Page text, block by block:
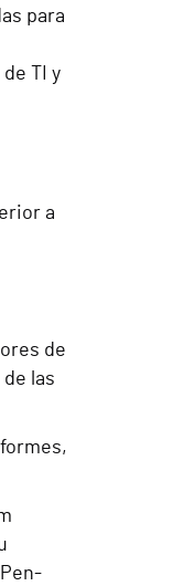
para
TI y
a
de
las